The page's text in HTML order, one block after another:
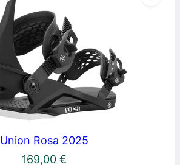
Union Rosa 2025
169,00 €